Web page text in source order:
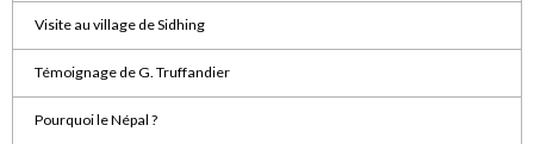
Visite au village de Sidhing
Témoignage de G. Truffandier
Pourquoi le Népal ?